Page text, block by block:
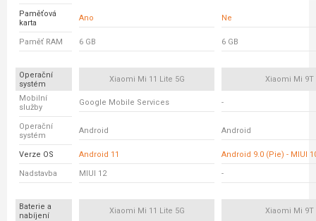
Paměťová
karta
Ano Ne
Paměť RAM 6 GB 6 GB
Operační
systém
Xiaomi Mi 11 Lite 5G Xiaomi Mi 9T
Mobilní
služby
Google Mobile Services -
Operační
systém
Android Android
Verze OS Android 11 Android 9.0 (Pie) - MIUI
Nadstavba MIUI 12 -
Baterie a
nabíjení
Xiaomi Mi 11 Lite 5G Xiaomi Mi 9T